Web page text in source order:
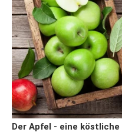
Der Apfel - eine